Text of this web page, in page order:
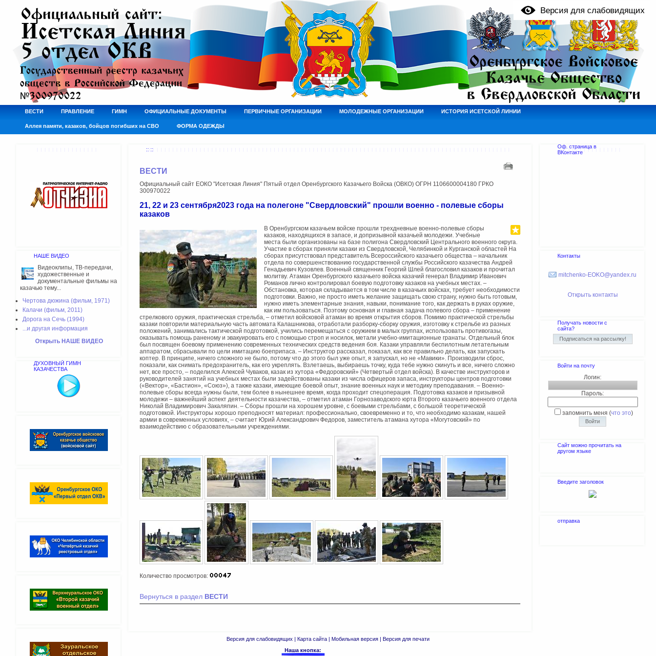
Версия для слабовидящих
ВЕСТИ ПРАВЛЕНИЕ ГИМН ОФИЦИАЛЬНЫЕ ДОКУМЕНТЫ ПЕРВИЧНЫЕ ОРГАНИЗАЦИИ МОЛОДЕЖНЫЕ ОРГАНИЗАЦИИ ИСТОРИЯ ИСЕТСКОЙ ЛИНИИ
Аллея памяти, казаков, бойцов погибших на СВО ФОРМА ОДЕЖДЫ
НАШЕ ВИДЕО
Видеоклипы, ТВ-передачи,
художественные и
документальные фильмы на
казачью тему...
Чертова дюжина (фильм, 1971)
Калачи (фильм, 2011)
Дорога на Сечь (1994)
...и другая информация
Открыть НАШЕ ВИДЕО
ДУХОВНЫЙ ГИМН
КАЗАЧЕСТВА
:: ::
ВЕСТИ
Официальный сайт ЕОКО "Исетская Линия" Пятый отдел Оренбургского Казачьего Войска (ОВКО) ОГРН 1106600004180 ГРКО
300970022
21, 22 и 23 сентября2023 года на полегоне "Свердловский" прошли военно - полевые сборы
казаков
В Оренбургском казачьем войске прошли трехдневные военно-полевые сборы
казаков, находящихся в запасе, и допризывной казачьей молодежи. Учебные
места были организованы на базе полигона Свердловский Центрального военного округа.
Участие в сборах приняли казаки из Свердловской, Челябинкой и Курганской областей На
сборах присутствовал представитель Всероссийского казачьего общества – начальник
отдела по совершенствованию государственной службы Российского казачества Андрей
Генадьевич Кузовлев. Военный священник Георгий Шлей благословил казаков и прочитал
молитву. Атаман Оренбургского казачьего войска казачий генерал Владимир Иванович
Романов лично контролировал боевую подготовку казаков на учебных местах. –
Обстановка, которая складывается в том числе в казачьих войсках, требует необходимости
подготовки. Важно, не просто иметь желание защищать свою страну, нужно быть готовым,
нужно иметь элементарные знания, навыки, понимание того, как держать в руках оружие,
как им пользоваться. Поэтому основная и главная задача полевого сбора – применение
стрелкового оружия, практическая стрельба, – отметил войсковой атаман во время открытия сборов. Помимо практической стрельбы
казаки повторили материальную часть автомата Калашникова, отработали разборку-сборку оружия, изготовку к стрельбе из разных
положений, занимались тактической подготовкой, учились перемещаться с оружием в малых группах, использовать противогазы,
оказывать помощь раненому и эвакуировать его с помощью строп и носилок, метали учебно-имитационные гранаты. Отдельный блок
был посвящен боевому применению современных технических средств ведения боя. Казаки управляли беспилотным летательным
аппаратом, сбрасывали по цели имитацию боеприпаса. – Инструктор рассказал, показал, как все правильно делать, как запускать
коптер. В принципе, ничего сложного не было, потому что до этого был уже опыт, я запускал, но не «Мавики». Производили сброс,
показали, как снимать предохранитель, как его укреплять. Взлетаешь, выбираешь точку, куда тебе нужно скинуть и все, ничего сложно
нет, все просто, – поделился Алексей Чуваков, казак из хутора «Федоровский» (Четвертый отдел войска). В качестве инструкторов и
руководителей занятий на учебных местах были задействованы казаки из числа офицеров запаса, инструкторы центров подготовки
(«Вектор», «Бастион», «Союз»), а также казаки, имеющие боевой опыт, знание военных наук и методику преподавания. – Военно-
полевые сборы всегда нужны были, тем более в нынешнее время, когда проходит спецоперация. Подготовка казаков и призывной
молодежи – важнейший аспект деятельности казачества, – отметил атаман Горнозаводского юрта Второго казачьего военного отдела
Николай Владимирович Закаляпин. – Сборы прошли на хорошем уровне, с боевыми стрельбами, с большой теоретической
подготовкой. Инструкторы хорошо преподносят материал: профессионально, своевременно и то, что необходимо казакам, нашей
армии в современных условиях, – считает Юрий Александрович Федоров, заместитель атамана хутора «Могутовский» по
взаимодействию с образовательными учреждениями.
Количество просмотров:
Вернуться в раздел ВЕСТИ
Версия для слабовидящих | Карта сайта | Мобильная версия | Версия для печати
Наша кнопка:
Оф. страница в
ВКонтакте
Контакты
mitchenko-EOKO@yandex.ru
Открыть контакты
Получать новости с
сайта?
Войти на почту
Логин:
Пароль:
запомнить меня (что это)
Сайт можно прочитать на
другом языке
Введите заголовок
отправка